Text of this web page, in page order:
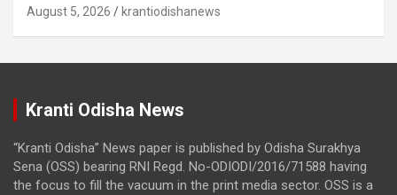
August 5, 2026 krantiodishanews
Kranti Odisha News
“Kranti Odisha” News paper is published by Odisha Surakhya
Sena (OSS) bearing RNI Regd. No-ODIODI/2016/71588 having
the focus to fill the vacuum in the print media sector. OSS is a